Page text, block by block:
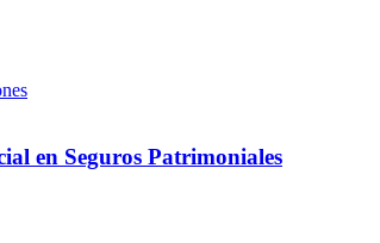
en Seguros Patrimoniales